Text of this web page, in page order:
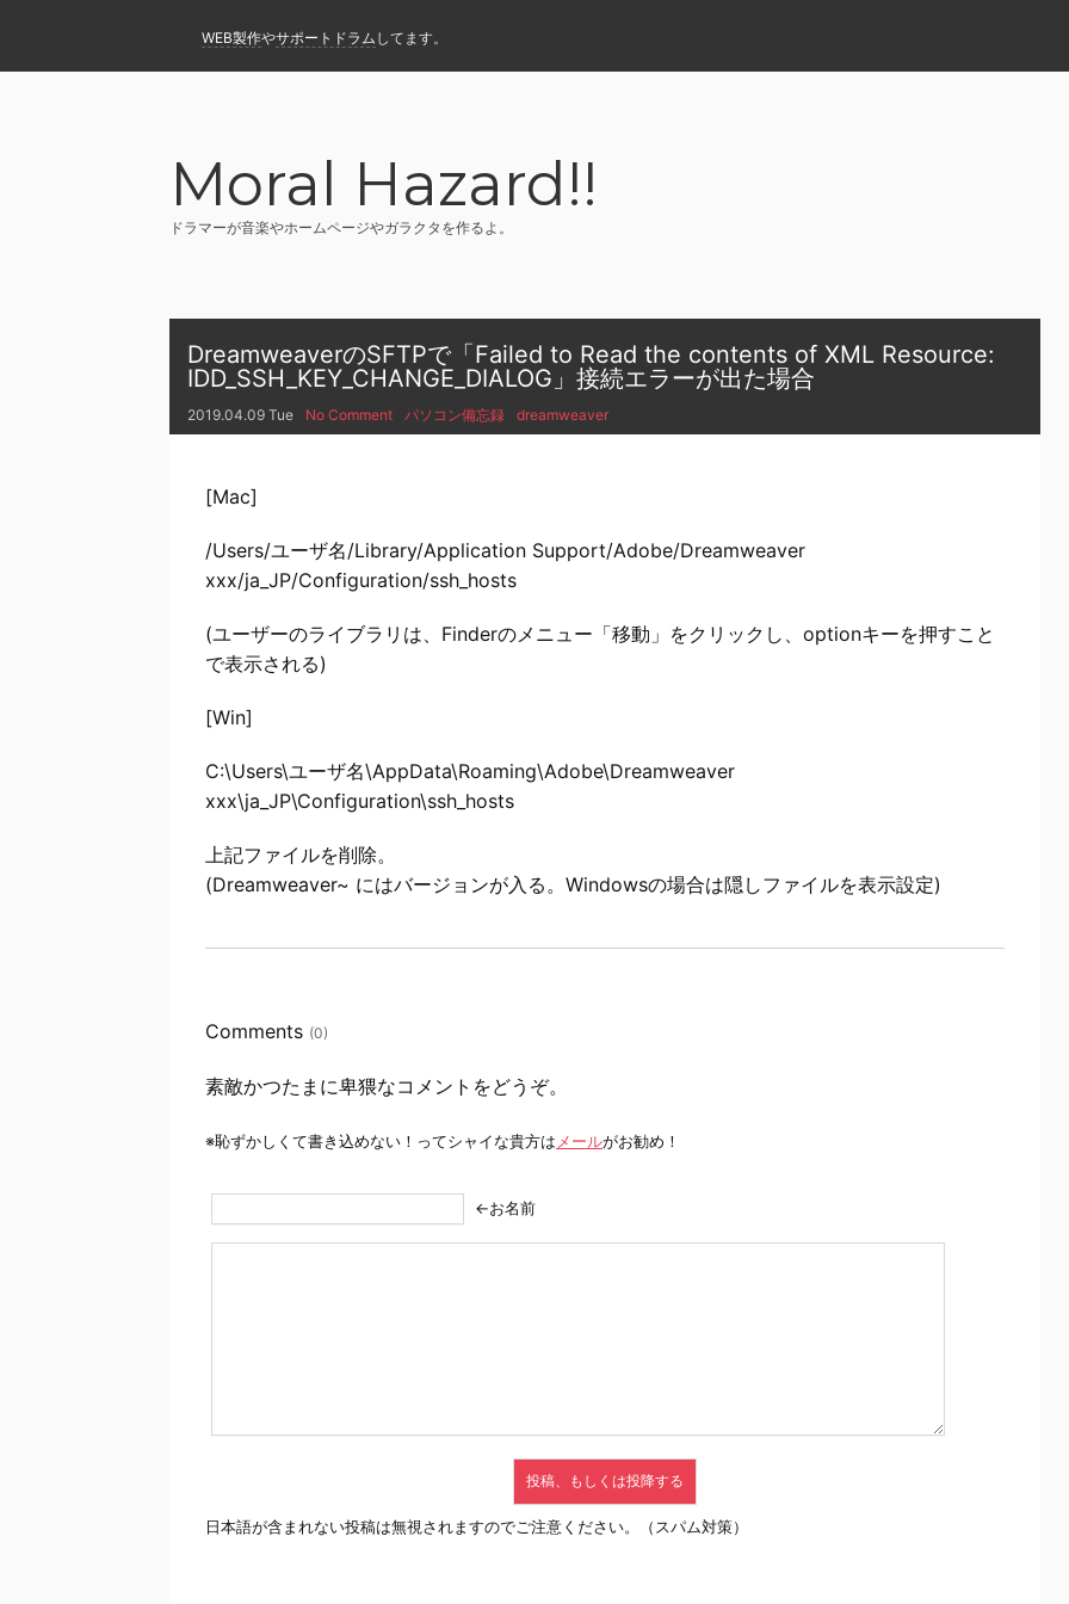
WEB製作やサポートドラム してます。
Moral Hazard!!
ドラマーが音楽やホームページやガラクタを作るよ。
DreamweaverのSFTPで「Failed to Read the contents of XML Resource:
IDD_SSH_KEY_CHANGE_DIALOG」接続エラーが出た場合
2019.04.09 Tue No Comment パソコン備忘録 dreamweaver
[Mac]
/Users/ユーザ名/Library/Application Support/Adobe/Dreamweaver
xxx/ja_JP/Configuration/ssh_hosts
(ユーザーのライブラリは、Finderのメニュー「移動」をクリックし、optionキーを押すこと
で表示される)
[Win]
C:\Users\ユーザ名\AppData\Roaming\Adobe\Dreamweaver
xxx\ja_JP\Configuration\ssh_hosts
上記ファイルを削除。
(Dreamweaver~ にはバージョンが入る。Windowsの場合は隠しファイルを表示設定)
Comments (0)
素敵かつたまに卑猥なコメントをどうぞ。
※恥ずかしくて書き込めない！ってシャイな貴方は メールがお勧め！
←お名前
日本語が含まれない投稿は無視されますのでご注意ください。（スパム対策）